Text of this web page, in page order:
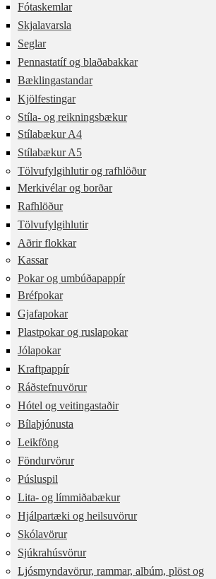
Fótaskemlar
Skjalavarsla
Seglar
Pennastatíf og blaðabakkar
Bæklingastandar
Kjölfestingar
Stíla- og reikningsbækur
Stílabækur A4
Stílabækur A5
Tölvufylgihlutir og rafhlöður
Merkivélar og borðar
Rafhlöður
Tölvufylgihlutir
Aðrir flokkar
Kassar
Pokar og umbúðapappír
Bréfpokar
Gjafapokar
Plastpokar og ruslapokar
Jólapokar
Kraftpappír
Ráðstefnuvörur
Hótel og veitingastaðir
Bílaþjónusta
Leikföng
Föndurvörur
Púsluspil
Lita- og límmiðabækur
Hjálpartæki og heilsuvörur
Skólavörur
Sjúkrahúsvörur
Ljósmyndavörur, rammar, albúm, plöst og